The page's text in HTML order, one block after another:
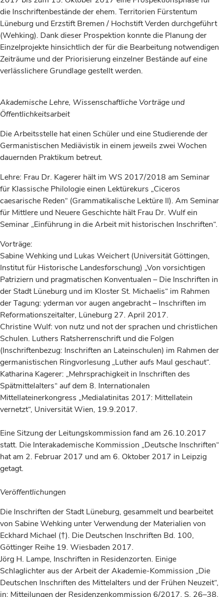
die Inschriftenbestände der ehem. Territorien Fürstentum
Lüneburg und Erzstift Bremen / Hochstift Verden durchgeführt
(Wehking). Dank dieser Prospektion konnte die Planung der
Einzelprojekte hinsichtlich der für die Bearbeitung notwendigen
Zeiträume und der Priorisierung einzelner Bestände auf eine
verlässlichere Grundlage gestellt werden.
Akademische Lehre, Wissenschaftliche Vorträge und
Öffentlichkeitsarbeit
Die Arbeitsstelle hat einen Schüler und eine Studierende der
Germanistischen Mediävistik in einem jeweils zwei Wochen
dauernden Praktikum betreut.
Lehre: Frau Dr. Kagerer hält im WS 2017/2018 am Seminar
für Klassische Philologie einen Lektürekurs „Ciceros
caesarische Reden“ (Grammatikalische Lektüre II). Am Seminar
für Mittlere und Neuere Geschichte hält Frau Dr. Wulf ein
Seminar „Einführung in die Arbeit mit historischen Inschriften“.
Vorträge:
Sabine Wehking und Lukas Weichert (Universität Göttingen,
Institut für Historische Landesforschung) „Von vorsichtigen
Patriziern und pragmatischen Konventualen – Die Inschriften in
der Stadt Lüneburg und im Kloster St. Michaelis“ im Rahmen
der Tagung: yderman vor augen angebracht – Inschriften im
Reformationszeitalter, Lüneburg 27. April 2017.
Christine Wulf: von nutz und not der sprachen und christlichen
Schulen. Luthers Ratsherrenschrift und die Folgen
(Inschriftenbezug: Inschriften an Lateinschulen) im Rahmen der
germanistischen Ringvorlesung „Luther aufs Maul geschaut“.
Katharina Kagerer: „Mehrsprachigkeit in Inschriften des
Spätmittelalters“ auf dem 8. Internationalen
Mittellateinerkongress „Medialatinitas 2017: Mittellatein
vernetzt“, Universität Wien, 19.9.2017.
Eine Sitzung der Leitungskommission fand am 26.10.2017
statt. Die Interakademische Kommission „Deutsche Inschriften“
hat am 2. Februar 2017 und am 6. Oktober 2017 in Leipzig
getagt.
Veröffentlichungen
Die Inschriften der Stadt Lüneburg, gesammelt und bearbeitet
von Sabine Wehking unter Verwendung der Materialien von
Eckhard Michael (†). Die Deutschen Inschriften Bd. 100,
Göttinger Reihe 19. Wiesbaden 2017.
Jörg H. Lampe, Inschriften in Residenzorten. Einige
Schlaglichter aus der Arbeit der Akademie-Kommission „Die
Deutschen Inschriften des Mittelalters und der Frühen Neuzeit“,
in: Mitteilungen der Residenzenkommission 6/2017, S. 26–38.